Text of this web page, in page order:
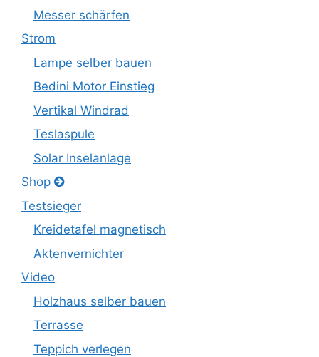
Messer schärfen
Strom
Lampe selber bauen
Bedini Motor Einstieg
Vertikal Windrad
Teslaspule
Solar Inselanlage
Shop
Testsieger
Kreidetafel magnetisch
Aktenvernichter
Video
Holzhaus selber bauen
Terrasse
Teppich verlegen